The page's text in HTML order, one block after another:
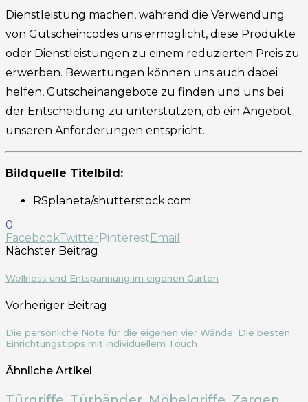
Dienstleistung machen, während die Verwendung
von Gutscheincodes uns ermöglicht, diese Produkte
oder Dienstleistungen zu einem reduzierten Preis zu
erwerben. Bewertungen können uns auch dabei
helfen, Gutscheinangebote zu finden und uns bei
der Entscheidung zu unterstützen, ob ein Angebot
unseren Anforderungen entspricht.
Bildquelle Titelbild:
RSplaneta/shutterstock.com
0
FacebookTwitterPinterestEmail
Nächster Beitrag
Wellness und Entspannung im eigenen Garten
Vorheriger Beitrag
Die persönliche Note für die eigenen vier Wände: Die besten
Einrichtungstipps mit individuellem Touch
Ähnliche Artikel